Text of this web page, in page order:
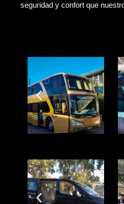
seguridad y confort que